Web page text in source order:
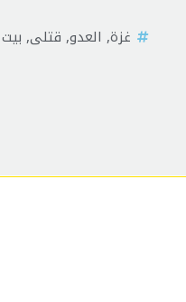
غزة, العدو, قتلى,